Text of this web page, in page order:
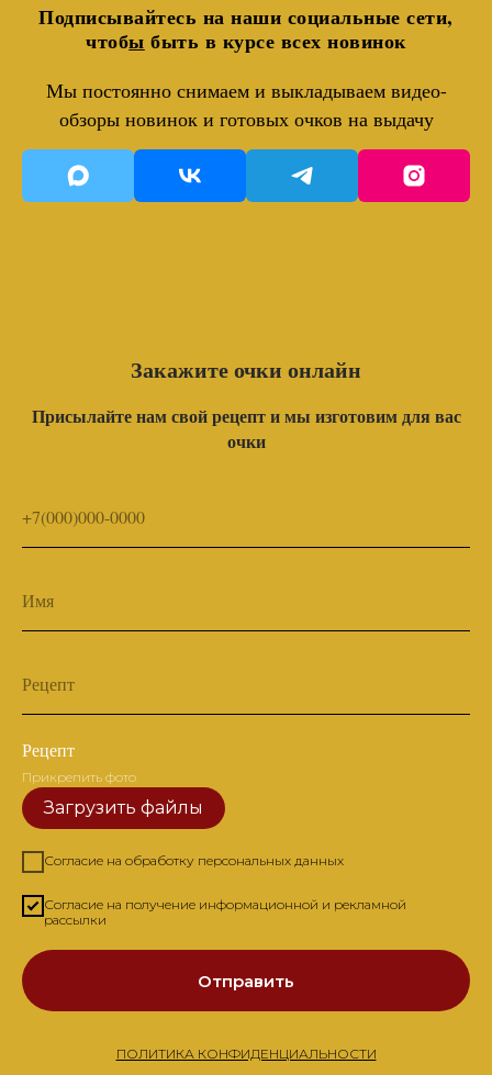
Подписывайтесь на наши социальные сети,
чтобы быть в курсе всех новинок
Мы постоянно снимаем и выкладываем видео-
обзоры новинок и готовых очков на выдачу
Закажите очки онлайн
Присылайте нам свой рецепт и мы изготовим для вас
очки
+7(000)000-0000
Имя
Рецепт
Рецепт
Прикрепить фото
Загрузить файлы
Согласие на обработку персональных данных
Согласие на получение информационной и рекламной
рассылки
Отправить
ПОЛИТИКА КОНФИДЕНЦИАЛЬНОСТИ